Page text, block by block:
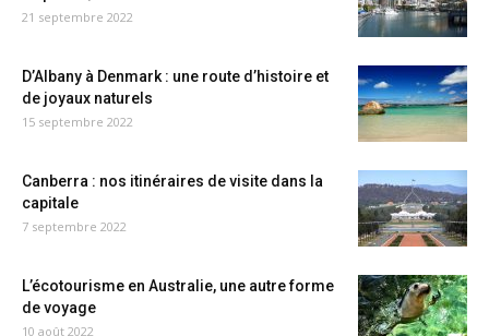
21 septembre 2022
D’Albany à Denmark : une route d’histoire et
de joyaux naturels
15 septembre 2022
Canberra : nos itinéraires de visite dans la
capitale
7 septembre 2022
L’écotourisme en Australie, une autre forme
de voyage
10 août 2022